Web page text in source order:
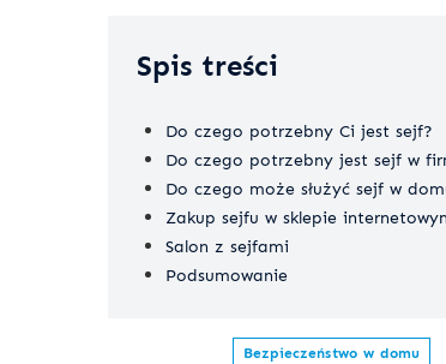
Spis treści
Do czego potrzebny Ci jest sejf?
Do czego potrzebny jest sejf w
Do czego może służyć sejf w
Zakup sejfu w sklepie
Salon z sejfami
Podsumowanie
Bezpieczeństwo w domu